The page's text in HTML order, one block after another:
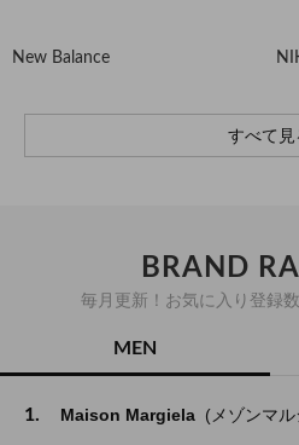
New Balance
すべて見
BRAND
毎月更新！お気に入り登録
MEN
1. Maison Margiela (メゾンマ